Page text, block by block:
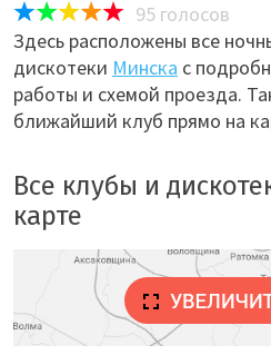
95 голосов
Здесь расположены все
дискотеки Минска с
работы и схемой проезда.
ближайший клуб прямо на
Все клубы и
карте